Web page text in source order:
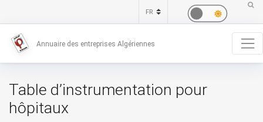
Annuaire des entreprises Algériennes
Table d’instrumentation pour
hôpitaux